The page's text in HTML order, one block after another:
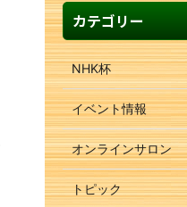
カテゴリー
NHK杯
イベント情報
オンラインサロン
トピック